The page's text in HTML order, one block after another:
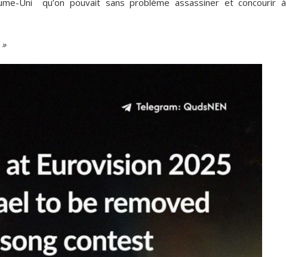
Uni qu’on pouvait sans problème assassiner et concourir à